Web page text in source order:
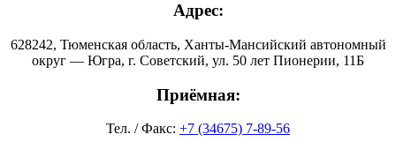
Адрес:
628242, Тюменская область, Ханты-Мансийский автономный
округ — Югра, г. Советский, ул. 50 лет Пионерии, 11Б
Приёмная:
Тел. / Факс: +7 (34675) 7-89-56